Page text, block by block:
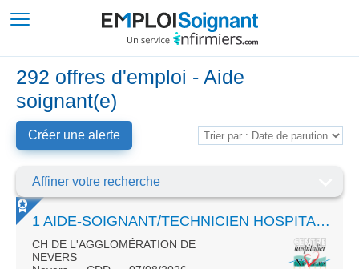
292 offres d'emploi - Aide
soignant(e)
Créer une alerte
Affiner votre recherche
1 AIDE-SOIGNANT/TECHNICIEN HOSPITALIER H/F SUR LES MISSIONS D'AGENTS DE STÉRILISATION
CH DE L'AGGLOMÉRATION DE
NEVERS